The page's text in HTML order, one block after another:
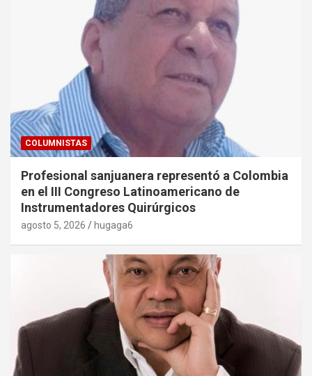
COLUMNISTAS
Profesional sanjuanera representó a Colombia
en el III Congreso Latinoamericano de
Instrumentadores Quirúrgicos
agosto 5, 2026 hugaga6